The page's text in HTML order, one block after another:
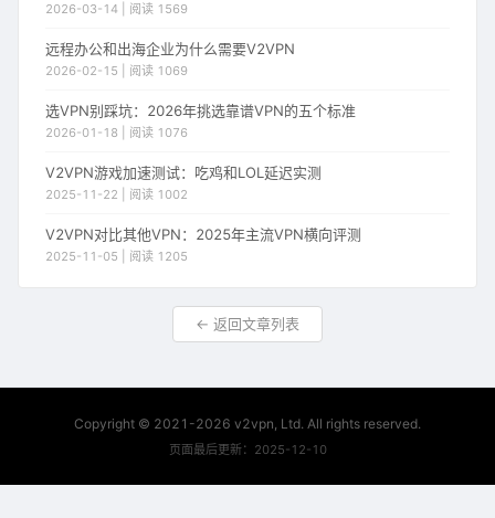
2026-03-14 | 阅读 1569
远程办公和出海企业为什么需要V2VPN
2026-02-15 | 阅读 1069
选VPN别踩坑：2026年挑选靠谱VPN的五个标准
2026-01-18 | 阅读 1076
V2VPN游戏加速测试：吃鸡和LOL延迟实测
2025-11-22 | 阅读 1002
V2VPN对比其他VPN：2025年主流VPN横向评测
2025-11-05 | 阅读 1205
← 返回文章列表
Copyright © 2021-2026 v2vpn, Ltd. All rights reserved.
页面最后更新：2025-12-10